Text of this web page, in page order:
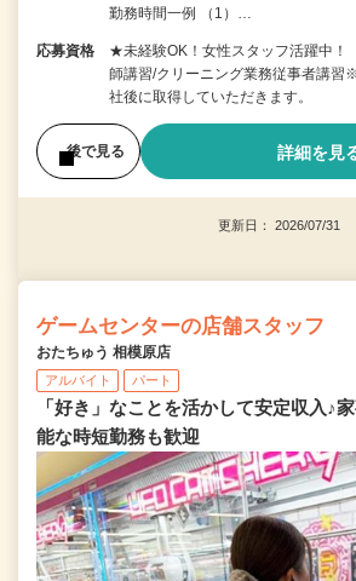
勤務時間一例 （1）…
応募資格
★未経験OK！女性スタッフ活躍中！
師講習/クリーニング業務従事者講習
社後に取得していただきます。
後で見る 詳細を見
更新日： 2026/07/31
ゲームセンターの店舗スタッフ
おたちゅう 相模原店
アルバイト パート
「好き」なことを活かして安定収入♪
能な時短勤務も歓迎